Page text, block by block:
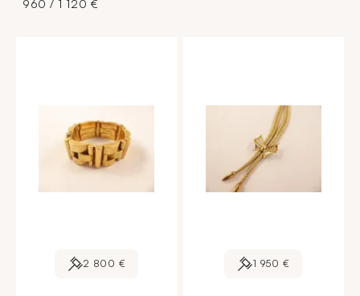
960 / 1 120 €
2 800 € 1 950 €